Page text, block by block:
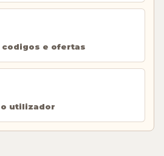
e ofertas
utilizador